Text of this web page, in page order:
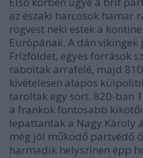
az északi harcosok hamar
rögvest neki estek a
Európának. A dán
Frízföldet, egyes források
raboltak arrafelé, majd
kivételesen alapos
taroltak egy sort. 820-ban
a frankok fontosabb
lepattantak a Nagy Károly
még jól működő partvédő
harmadik helyszínen épp